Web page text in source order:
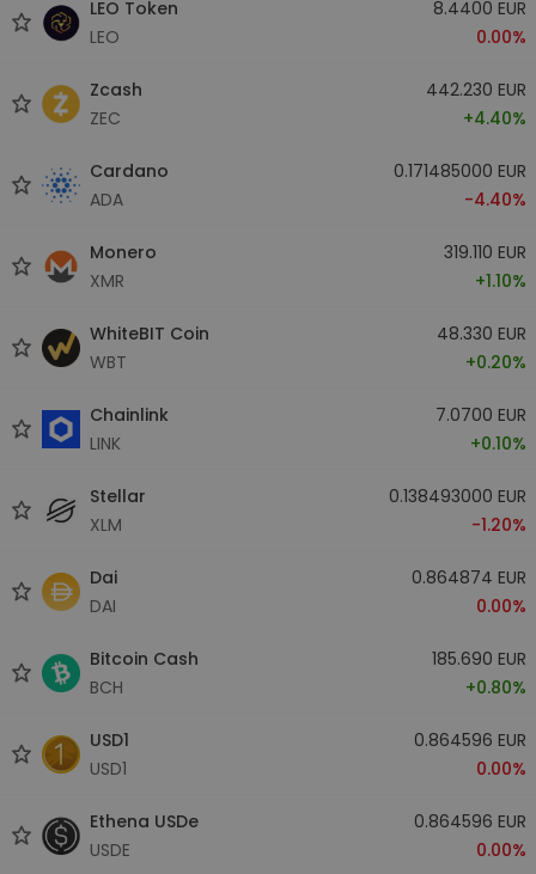
LEO Token
LEO
8.4400 EUR
0.00%
Zcash
ZEC
442.230 EUR
+4.40%
Cardano
ADA
0.171485000 EUR
-4.40%
Monero
XMR
319.110 EUR
+1.10%
WhiteBIT Coin
WBT
48.330 EUR
+0.20%
Chainlink
LINK
7.0700 EUR
+0.10%
Stellar
XLM
0.138493000 EUR
-1.20%
Dai
DAI
0.864874 EUR
0.00%
Bitcoin Cash
BCH
185.690 EUR
+0.80%
USD1
USD1
0.864596 EUR
0.00%
Ethena USDe
USDE
0.864596 EUR
0.00%